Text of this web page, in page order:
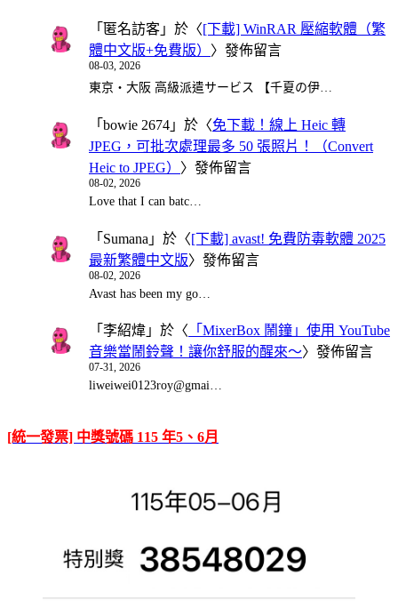
「 匿名訪客 」於〈[下載] WinRAR 壓縮軟體（繁
體中文版+免費版） 〉發佈留言
08-03, 2026
東京・大阪 高級派遣サービス 【千夏の伊…
「 bowie 2674 」於〈免下載！線上 Heic 轉
JPEG，可批次處理最多 50 張照片！（Convert
Heic to JPEG） 〉發佈留言
08-02, 2026
Love that I can batc…
「 Sumana 」於〈[下載] avast! 免費防毒軟體 2025
最新繁體中文版〉發佈留言
08-02, 2026
Avast has been my go…
「 李紹煒 」於〈 「MixerBox 鬧鐘」使用 YouTube
音樂當鬧鈴聲！讓你舒服的醒來～〉發佈留言
07-31, 2026
liweiwei0123roy@gmai…
[統一發票] 中獎號碼 115 年5、6月